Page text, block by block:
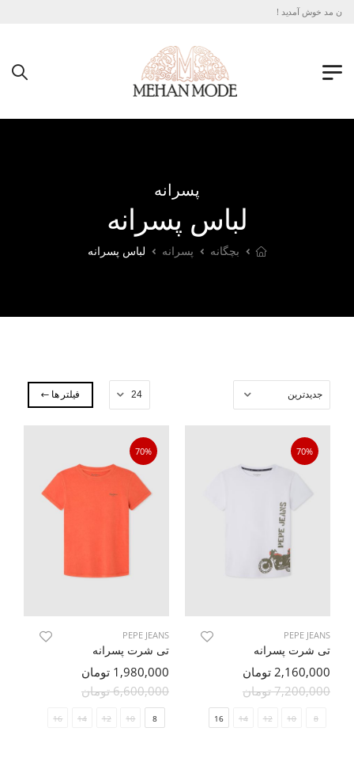
مهان مد خوش آمدید !
پسرانه
لباس پسرانه
بچگانه پسرانه لباس پسرانه
فیلتر ها
70%
PEPE JEANS
تی شرت پسرانه
2,160,000 تومان
7,200,000 تومان
8
10
12
14
16
70%
PEPE JEANS
تی شرت پسرانه
1,980,000 تومان
6,600,000 تومان
8
10
12
14
16